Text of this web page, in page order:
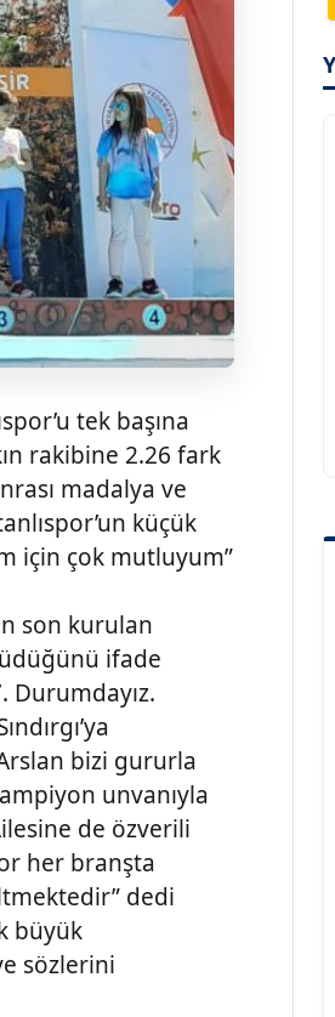
tek başına
rakibine 2.26 fark
madalya ve
küçük
için çok mutluyum”
son kurulan
ifade
Durumdayız.
bizi gururla
unvanıyla
de özverili
her branşta
dedi
büyük
sözlerini